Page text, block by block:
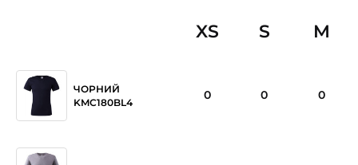
XS S M
ЧОРНИЙ
KMC180BL4
0 0 0